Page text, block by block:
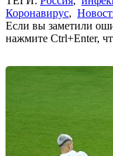
Коронавирус,
Если вы заметили
нажмите Ctrl+Enter,